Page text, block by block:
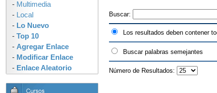
- Multimedia
- Local
- Lo Nuevo
- Top 10
- Agregar Enlace
- Modificar Enlace
- Enlace Aleatorio
Buscar:
Los resultados deben contener
Buscar palabras semejantes
Número de Resultados: